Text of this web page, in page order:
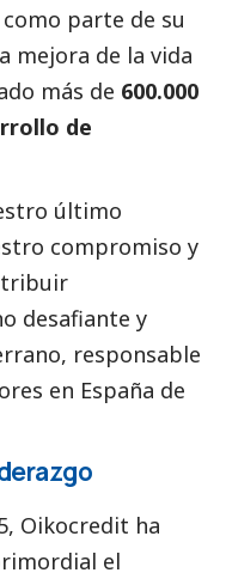
como parte de su
mejora de la vida
más de 600.000
de
último
compromiso y
desafiante y
responsable
en España de
Oikocredit ha
el